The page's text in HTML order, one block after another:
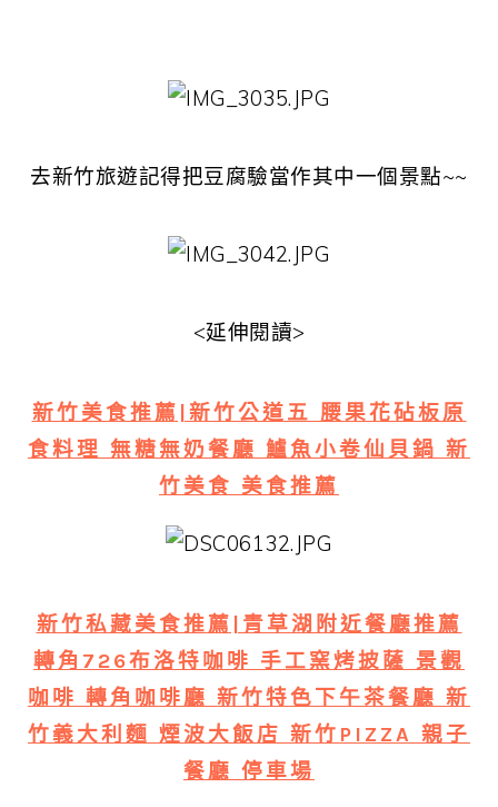
去新竹旅遊記得把豆腐驗當作其中一個景點~~
<延伸閱讀>
新竹美食推薦|新竹公道五 腰果花砧板原
食料理 無糖無奶餐廳 鱸魚小卷仙貝鍋 新
竹美食 美食推薦
新竹私藏美食推薦|青草湖附近餐廳推薦
轉角726布洛特咖啡 手工窯烤披薩 景觀
咖啡 轉角咖啡廳 新竹特色下午茶餐廳 新
竹義大利麵 煙波大飯店 新竹PIZZA 親子
餐廳 停車場